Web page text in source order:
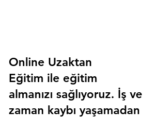
Online Uzaktan
Eğitim ile eğitim
almanızı sağlıyoruz. İş ve
zaman kaybı yaşamadan